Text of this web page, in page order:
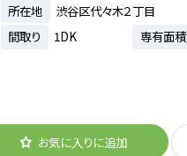
所在地
渋谷区代々木２丁目
間取り
1DK 専有面積
お気に入りに追加